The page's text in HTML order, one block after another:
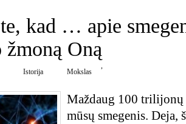
kad … apie
žmoną Oną
Istorija
,
Mokslas
Maždaug 100
mūsų smegenis. Deja,